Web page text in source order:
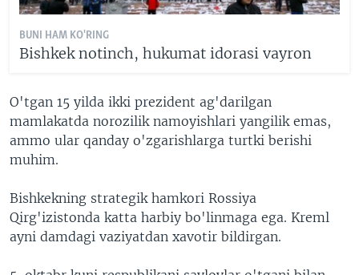
BUNI HAM KO'RING
Bishkek notinch, hukumat idorasi vayron
O'tgan 15 yilda ikki prezident ag'darilgan
mamlakatda norozilik namoyishlari yangilik emas,
ammo ular qanday o'zgarishlarga turtki berishi
muhim.
Bishkekning strategik hamkori Rossiya
Qirg'izistonda katta harbiy bo'linmaga ega. Kreml
ayni damdagi vaziyatdan xavotir bildirgan.